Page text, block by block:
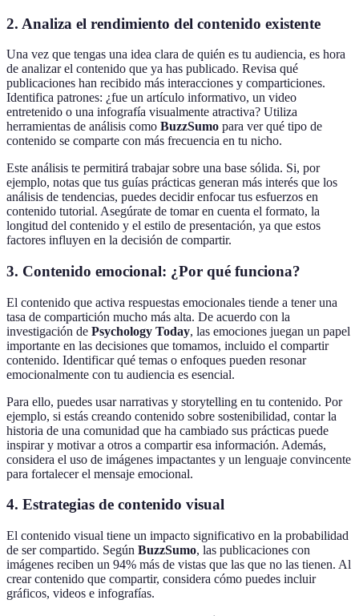
2. Analiza el rendimiento del contenido existente
Una vez que tengas una idea clara de quién es tu audiencia, es hora
de analizar el contenido que ya has publicado. Revisa qué
publicaciones han recibido más interacciones y comparticiones.
Identifica patrones: ¿fue un artículo informativo, un video
entretenido o una infografía visualmente atractiva? Utiliza
herramientas de análisis como BuzzSumo para ver qué tipo de
contenido se comparte con más frecuencia en tu nicho.
Este análisis te permitirá trabajar sobre una base sólida. Si, por
ejemplo, notas que tus guías prácticas generan más interés que los
análisis de tendencias, puedes decidir enfocar tus esfuerzos en
contenido tutorial. Asegúrate de tomar en cuenta el formato, la
longitud del contenido y el estilo de presentación, ya que estos
factores influyen en la decisión de compartir.
3. Contenido emocional: ¿Por qué funciona?
El contenido que activa respuestas emocionales tiende a tener una
tasa de compartición mucho más alta. De acuerdo con la
investigación de Psychology Today, las emociones juegan un papel
importante en las decisiones que tomamos, incluido el compartir
contenido. Identificar qué temas o enfoques pueden resonar
emocionalmente con tu audiencia es esencial.
Para ello, puedes usar narrativas y storytelling en tu contenido. Por
ejemplo, si estás creando contenido sobre sostenibilidad, contar la
historia de una comunidad que ha cambiado sus prácticas puede
inspirar y motivar a otros a compartir esa información. Además,
considera el uso de imágenes impactantes y un lenguaje convincente
para fortalecer el mensaje emocional.
4. Estrategias de contenido visual
El contenido visual tiene un impacto significativo en la probabilidad
de ser compartido. Según BuzzSumo, las publicaciones con
imágenes reciben un 94% más de vistas que las que no las tienen. Al
crear contenido que compartir, considera cómo puedes incluir
gráficos, videos e infografías.